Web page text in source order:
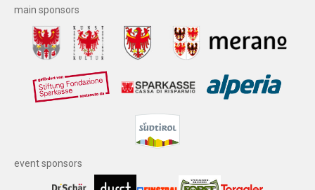
main sponsors
event sponsors